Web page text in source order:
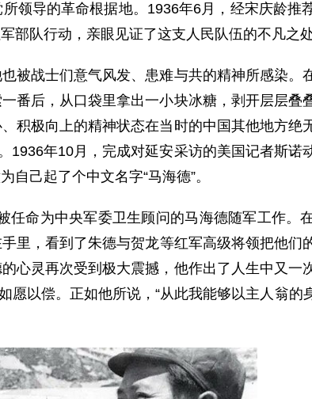
导的革命根据地。1936年6月，经宋庆龄推
队行动，亲眼见证了这支人民队伍的不凡之处
战士们意气风发、患难与共的精神所感染。
番后，从口袋里拿出一小块冰糖，剥开层层叠
积极向上的精神状态在当时的中国其他地方绝
1936年10月，完成对延安采访的美国记者斯诺
己起了个中文名字“马海德”。
命为中央军委卫生顾问的马海德随军工作。
里，看到了朱德与贺龙等红军高级将领把他
心灵再次受到极大震撼，他作出了人生中又一
以偿。正如他所说，“从此我能够以主人翁的